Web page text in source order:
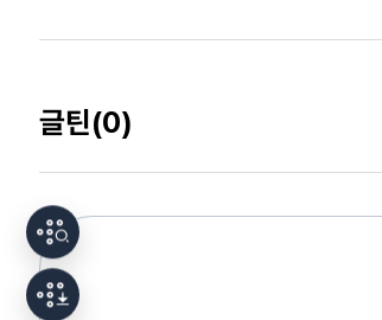
남으면 큰일이 나는 줄 알았다.
글틴(0)